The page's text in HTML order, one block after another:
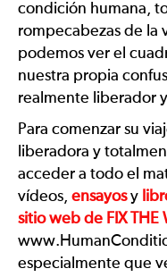
condición humana,
rompecabezas de la
podemos ver el
nuestra propia
realmente liberador
Para comenzar su
liberadora y
acceder a todo el
vídeos, ensayosy
sitio web de FIX THE
especialmente que